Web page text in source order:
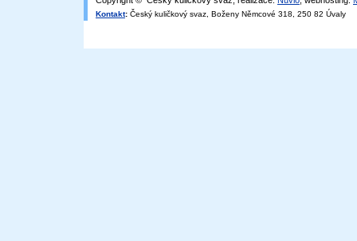
Kontakt: Český kuličkový svaz, Boženy Němcové 318, 250 82 Úvaly